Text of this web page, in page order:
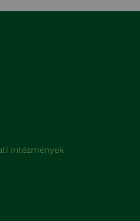
intézmények